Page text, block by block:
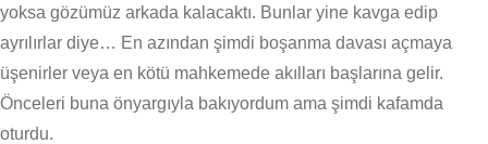
yoksa gözümüz arkada kalacaktı. Bunlar yine kavga edip
ayrılırlar diye… En azından şimdi boşanma davası açmaya
üşenirler veya en kötü mahkemede akılları başlarına gelir.
Önceleri buna önyargıyla bakıyordum ama şimdi kafamda
oturdu.